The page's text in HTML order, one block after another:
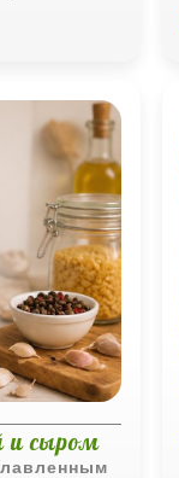
и ярким
и сыром